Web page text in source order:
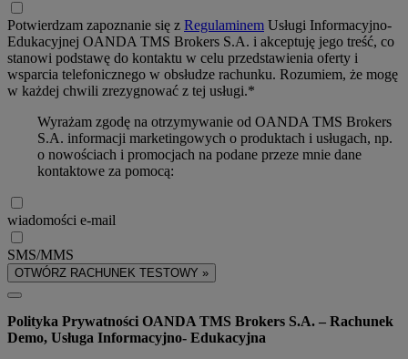
Potwierdzam zapoznanie się z Regulaminem Usługi Informacyjno-
Edukacyjnej OANDA TMS Brokers S.A. i akceptuję jego treść, co
stanowi podstawę do kontaktu w celu przedstawienia oferty i
wsparcia telefonicznego w obsłudze rachunku. Rozumiem, że mogę
w każdej chwili zrezygnować z tej usługi.*
Wyrażam zgodę na otrzymywanie od OANDA TMS Brokers
S.A. informacji marketingowych o produktach i usługach, np.
o nowościach i promocjach na podane przeze mnie dane
kontaktowe za pomocą:
wiadomości e-mail
SMS/MMS
OTWÓRZ RACHUNEK TESTOWY »
Polityka Prywatności OANDA TMS Brokers S.A. – Rachunek
Demo, Usługa Informacyjno- Edukacyjna